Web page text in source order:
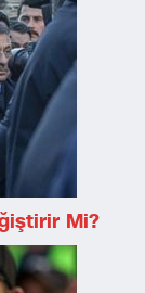
Mi?